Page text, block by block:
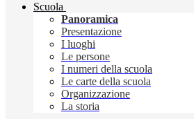
Scuola
Panoramica
Presentazione
I luoghi
Le persone
I numeri della scuola
Le carte della scuola
Organizzazione
La storia